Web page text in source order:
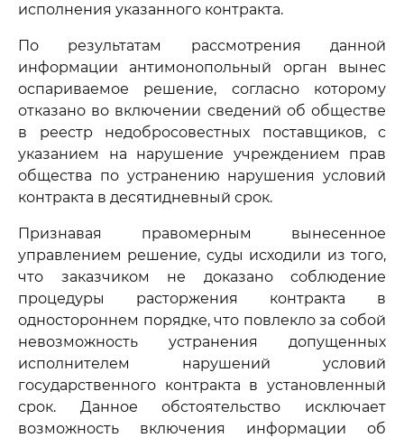
исполнения указанного контракта.
По результатам рассмотрения данной
информации антимонопольный орган вынес
оспариваемое решение, согласно которому
отказано во включении сведений об обществе
в реестр недобросовестных поставщиков, с
указанием на нарушение учреждением прав
общества по устранению нарушения условий
контракта в десятидневный срок.
Признавая правомерным вынесенное
управлением решение, суды исходили из того,
что заказчиком не доказано соблюдение
процедуры расторжения контракта в
одностороннем порядке, что повлекло за собой
невозможность устранения допущенных
исполнителем нарушений условий
государственного контракта в установленный
срок. Данное обстоятельство исключает
возможность включения информации об